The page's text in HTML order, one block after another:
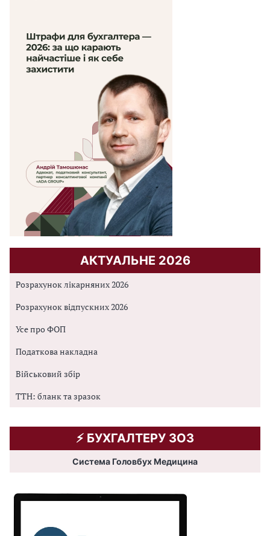
АКТУАЛЬНЕ 2026
Розрахунок лікарняних 2026
Розрахунок відпускних 2026
Усе про ФОП
Податкова накладна
Військовий збір
ТТН: бланк та зразок
⚡️ БУХГАЛТЕРУ ЗОЗ
Система Головбух Медицина